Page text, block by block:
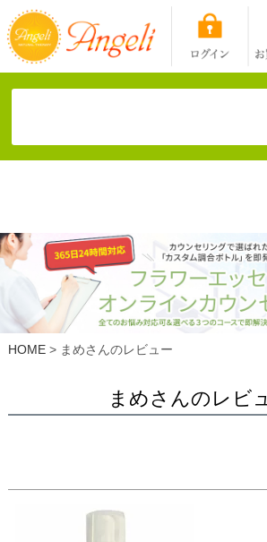
HOME まめさんのレビュー
まめさんのレビ